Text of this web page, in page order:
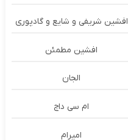
افشین شریفی و شایع و گادپوری
افشین مطمئن
الجان
ام سی داج
اميرام